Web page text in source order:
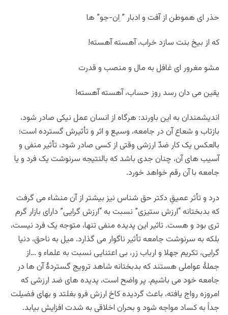
حذر ای هموطن از آفت و ادبار ” اِن-جو” ها
که از بیخ بنت سازد خراب، آهسته آهسته!
مشو مغرور ای غافل به مال و منصب و قدرت
یقین می دان رسد روز حساب، آهسته آهسته!
اندیشمندان به این باورند: هرگاه از انسان عمل نیکی صادر شود،
بازتاب و شعاع آن در جامعه، وسیع و اثر و تأثیرش گسترده است؛
بالعکس یک کار ضدّ ارزشی وقتی از کسی صادر شود، تأثیر منفی و
آسیب های آن، چنان جدی باشد که بالنتیجه سرنوشت یک فرد و یا
جامعه با آن رقم خواهد خورد.
درد و تأثر عمیقِ دکتر حق شناس نیز بیشتر از آن منشاء می گرفت
که بدبختانه “ارزش ستیزی” نسبت به “ارزش گرایی” دارای بازار گرم
تری بود و هست. تاثیر این پدیده منفی تنها، متوجه یک فرد نیست،
بلکه به سرنوشت جامعه تأثیر ناگوار می گذارد. میل به ناحق، دنیا
گرایی، تکریم جهلا و ارباب زر، بی اعتنایی نسبت به علماء و …از
جملۀ عواملی هستند که بدبختانه شاهد ترویج گستردۀ آن ها در
جامعه خود می باشیم. پر واضح است، پدیده های ضد ارزشی که
امروزه رواج یافته، باعث گردیده کاخ ارزش فرو بغلتد و بهای فضیلت
جداً به کساد مواجه شود و بحران اخلاقی به شدت افزایش بیابد.